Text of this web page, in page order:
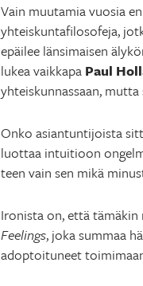
Vain muutamia vuosia
yhteiskuntafilosofeja,
epäilee länsimaisen
lukea vaikkapa Paul
yhteiskunnassaan,
Onko asiantuntijoista
luottaa intuitioon
teen vain sen mikä
Ironista on, että
Feelings, joka summaa
adoptoituneet